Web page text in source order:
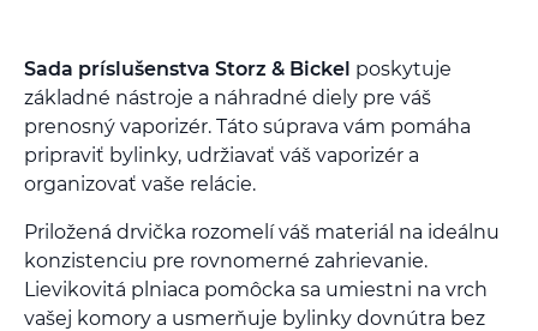
Sada príslušenstva Storz & Bickel poskytuje
základné nástroje a náhradné diely pre váš
prenosný vaporizér. Táto súprava vám pomáha
pripraviť bylinky, udržiavať váš vaporizér a
organizovať vaše relácie.
Priložená drvička rozomelí váš materiál na ideálnu
konzistenciu pre rovnomerné zahrievanie.
Lievikovitá plniaca pomôcka sa umiestni na vrch
vašej komory a usmerňuje bylinky dovnútra bez